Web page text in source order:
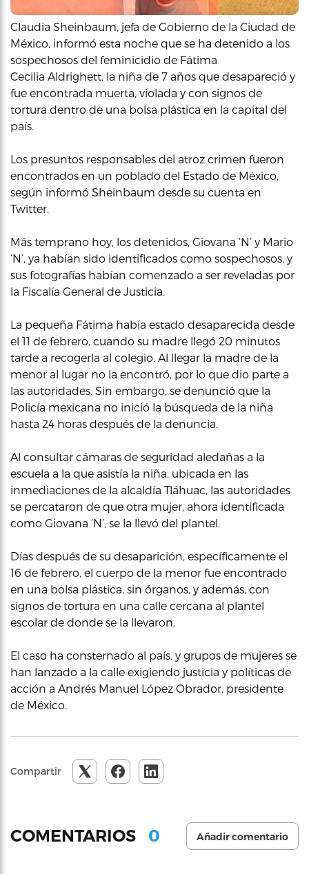
Claudia Sheinbaum, jefa de Gobierno de la Ciudad de
México, informó esta noche que se ha detenido a los
sospechosos del feminicidio de Fátima
Cecilia Aldrighett, la niña de 7 años que desapareció y
fue encontrada muerta, violada y con signos de
tortura dentro de una bolsa plástica en la capital del
país.
Los presuntos responsables del atroz crimen fueron
encontrados en un poblado del Estado de México,
según informó Sheinbaum desde su cuenta en
Twitter.
Más temprano hoy, los detenidos, Giovana ‘N’ y Mario
‘N’, ya habían sido identificados como sospechosos, y
sus fotografías habían comenzado a ser reveladas por
la Fiscalía General de Justicia.
La pequeña Fátima había estado desaparecida desde
el 11 de febrero, cuando su madre llegó 20 minutos
tarde a recogerla al colegio. Al llegar la madre de la
menor al lugar no la encontró, por lo que dio parte a
las autoridades. Sin embargo, se denunció que la
Policía mexicana no inició la búsqueda de la niña
hasta 24 horas después de la denuncia.
Al consultar cámaras de seguridad aledañas a la
escuela a la que asistía la niña, ubicada en las
inmediaciones de la alcaldía Tláhuac, las autoridades
se percataron de que otra mujer, ahora identificada
como Giovana ‘N’, se la llevó del plantel.
Días después de su desaparición, específicamente el
16 de febrero, el cuerpo de la menor fue encontrado
en una bolsa plástica, sin órganos, y además, con
signos de tortura en una calle cercana al plantel
escolar de donde se la llevaron.
El caso ha consternado al país, y grupos de mujeres se
han lanzado a la calle exigiendo justicia y políticas de
acción a Andrés Manuel López Obrador, presidente
de México.
Compartir
COMENTARIOS 0 Añadir comentario